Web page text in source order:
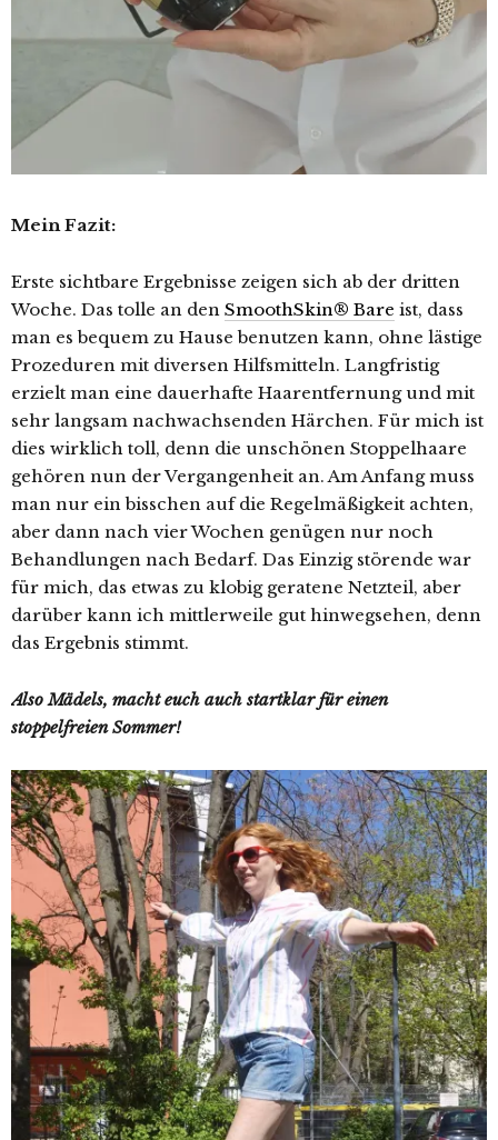
Mein Fazit:
Erste sichtbare Ergebnisse zeigen sich ab der dritten
Woche. Das tolle an den SmoothSkin® Bare ist, dass
man es bequem zu Hause benutzen kann, ohne lästige
Prozeduren mit diversen Hilfsmitteln. Langfristig
erzielt man eine dauerhafte Haarentfernung und mit
sehr langsam nachwachsenden Härchen. Für mich ist
dies wirklich toll, denn die unschönen Stoppelhaare
gehören nun der Vergangenheit an. Am Anfang muss
man nur ein bisschen auf die Regelmäßigkeit achten,
aber dann nach vier Wochen genügen nur noch
Behandlungen nach Bedarf. Das Einzig störende war
für mich, das etwas zu klobig geratene Netzteil, aber
darüber kann ich mittlerweile gut hinwegsehen, denn
das Ergebnis stimmt.
Also Mädels, macht euch auch startklar für einen
stoppelfreien Sommer!